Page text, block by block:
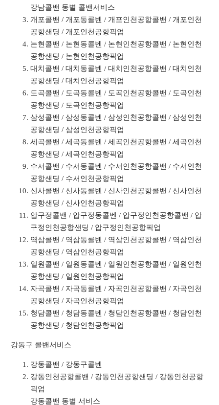
강남콜밴 동별 콜밴서비스
개포콜밴 / 개포동콜벤 / 개포인천공항콜밴 / 개포인천
공항샌딩 / 개포인천공항픽업
논현콜밴 / 논현동콜벤 / 논현인천공항콜밴 / 논현인천
공항샌딩 / 논현인천공항픽업
대치콜밴 / 대치동콜벤 / 대치인천공항콜밴 / 대치인천
공항샌딩 / 대치인천공항픽업
도곡콜밴 / 도곡동콜벤 / 도곡인천공항콜밴 / 도곡인천
공항샌딩 / 도곡인천공항픽업
삼성콜밴 / 삼성동콜벤 / 삼성인천공항콜밴 / 삼성인천
공항샌딩 / 삼성인천공항픽업
세곡콜밴 / 세곡동콜벤 / 세곡인천공항콜밴 / 세곡인천
공항샌딩 / 세곡인천공항픽업
수서콜밴 / 수서동콜벤 / 수서인천공항콜밴 / 수서인천
공항샌딩 / 수서인천공항픽업
신사콜밴 / 신사동콜벤 / 신사인천공항콜밴 / 신사인천
공항샌딩 / 신사인천공항픽업
압구정콜밴 / 압구정동콜벤 / 압구정인천공항콜밴 / 압
구정인천공항샌딩 / 압구정인천공항픽업
역삼콜밴 / 역삼동콜벤 / 역삼인천공항콜밴 / 역삼인천
공항샌딩 / 역삼인천공항픽업
일원콜밴 / 일원동콜벤 / 일원인천공항콜밴 / 일원인천
공항샌딩 / 일원인천공항픽업
자곡콜밴 / 자곡동콜벤 / 자곡인천공항콜밴 / 자곡인천
공항샌딩 / 자곡인천공항픽업
청담콜밴 / 청담동콜벤 / 청담인천공항콜밴 / 청담인천
공항샌딩 / 청담인천공항픽업
강동구 콜밴서비스
강동콜밴 / 강동구콜벤
강동인천공항콜밴 / 강동인천공항샌딩 / 강동인천공항
픽업
강동콜밴 동별 서비스